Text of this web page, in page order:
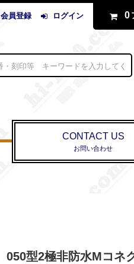
会員登録 ログイン 0
CONTACT US
お問い合わせ
050型2極非防水Mコネ